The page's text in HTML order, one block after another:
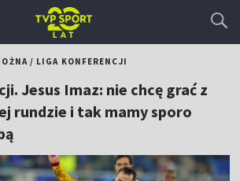
/ LIGA KONFERENCJI
Jesus Imaz: nie chcę grać z
rundzie i tak mamy sporo